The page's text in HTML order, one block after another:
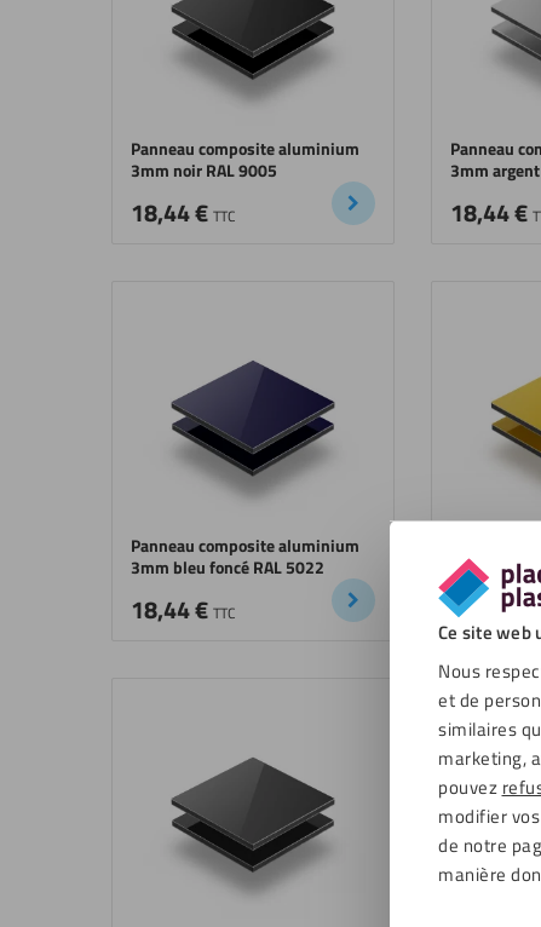
Ce site web
Nous
et de
similaires
marketing,
pouvez
modifier
de notre
manière
Panneau composite aluminium
3mm noir RAL 9005
18,44€ TTC
Panneau
3mm
18,44€
Panneau composite aluminium
3mm bleu foncé RAL 5022
18,44€ TTC
3mm jaune
18,44€